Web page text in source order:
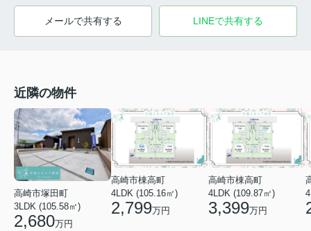
メールで共有する LINEで共有する
近隣の物件
高崎市塚田町
3LDK (105.58㎡)
2,680万円
高崎市棟高町
4LDK (105.16㎡)
2,799万円
高崎市棟高町
4LDK (109.87㎡)
3,399万円